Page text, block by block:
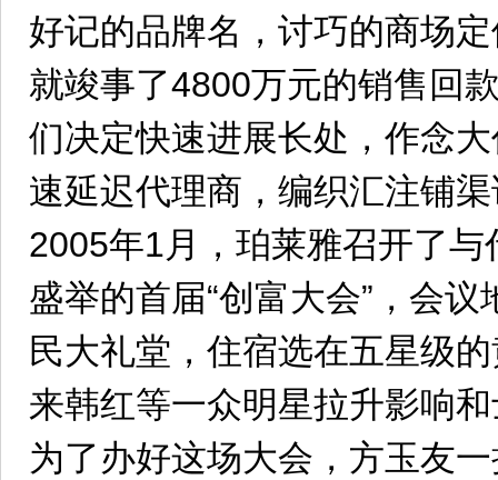
好记的品牌名，讨巧的商场
就竣事了4800万元的销售回
们决定快速进展长处，作念
速延迟代理商，编织汇注铺
2005年1月，珀莱雅召开了
盛举的首届“创富大会”，会
民大礼堂，住宿选在五星级
来韩红等一众明星拉升影响
为了办好这场大会，方玉友